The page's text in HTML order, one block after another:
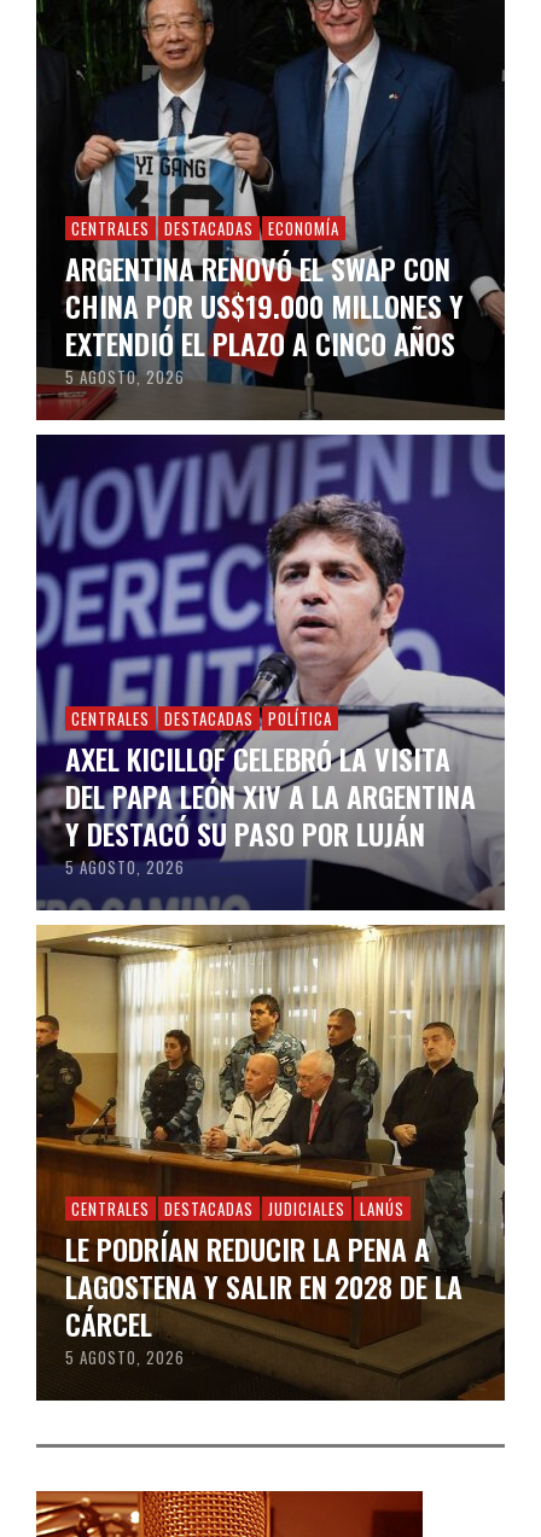
CENTRALES DESTACADAS ECONOMÍA
ARGENTINA RENOVÓ EL SWAP CON
CHINA POR US$19.000 MILLONES Y
EXTENDIÓ EL PLAZO A CINCO AÑOS
5 AGOSTO, 2026
CENTRALES DESTACADAS POLÍTICA
AXEL KICILLOF CELEBRÓ LA VISITA
DEL PAPA LEÓN XIV A LA ARGENTINA
Y DESTACÓ SU PASO POR LUJÁN
5 AGOSTO, 2026
CENTRALES DESTACADAS JUDICIALES LANÚS
LE PODRÍAN REDUCIR LA PENA A
LAGOSTENA Y SALIR EN 2028 DE LA
CÁRCEL
5 AGOSTO, 2026